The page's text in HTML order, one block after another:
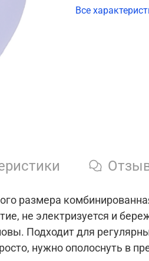
Все
размера
не электризуется и
Подходит для
нужно ополоснуть в